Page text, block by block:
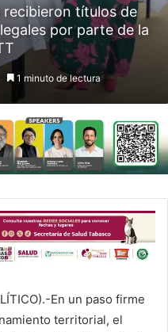
recibieron títulos de
por parte de la
1 minuto de lectura
En un paso firme
territorial, el